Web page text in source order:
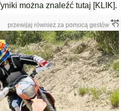
można znaleźćtutaj [KLIK].
przewijaj również za pomocą gestów